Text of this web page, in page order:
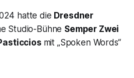
hatte die Dresdner
Studio-Bühne Semper Zwei
mit „Spoken Words“